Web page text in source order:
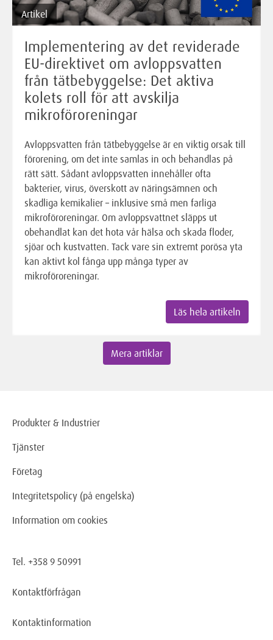
Artikel
Implementering av det reviderade
EU-direktivet om avloppsvatten
från tätbebyggelse: Det aktiva
kolets roll för att avskilja
mikroföroreningar
Avloppsvatten från tätbebyggelse är en viktig orsak till
förorening, om det inte samlas in och behandlas på
rätt sätt. Sådant avloppsvatten innehåller ofta
bakterier, virus, överskott av näringsämnen och
skadliga kemikalier – inklusive små men farliga
mikroföroreningar. Om avloppsvattnet släpps ut
obehandlat kan det hota vår hälsa och skada floder,
sjöar och kustvatten. Tack vare sin extremt porösa yta
kan aktivt kol fånga upp många typer av
mikroföroreningar.
Läs hela artikeln
Mera artiklar
Produkter & Industrier
Tjänster
Företag
Integritetspolicy (på engelska)
Information om cookies
Tel. +358 9 50991
Kontaktförfrågan
Kontaktinformation